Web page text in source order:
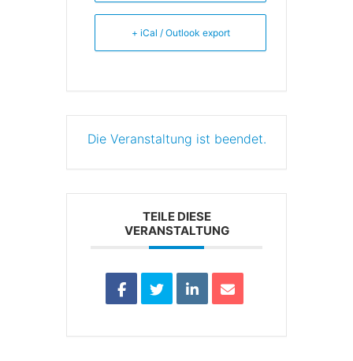
+ iCal / Outlook export
Die Veranstaltung ist beendet.
TEILE DIESE
VERANSTALTUNG